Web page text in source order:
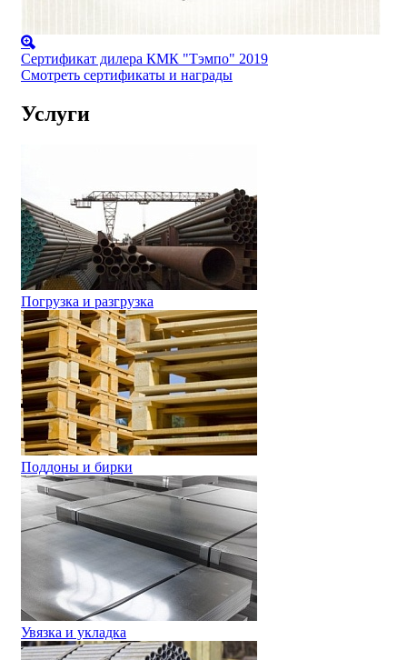
Сертификат дилера КМК "Тэмпо" 2019
Смотреть сертификаты и награды
Услуги
Погрузка и разгрузка
Поддоны и бирки
Увязка и укладка